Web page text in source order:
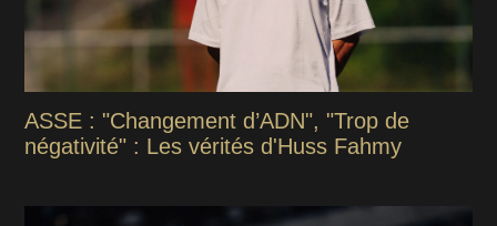
ASSE : "Changement d’ADN", "Trop de
négativité" : Les vérités d'Huss Fahmy